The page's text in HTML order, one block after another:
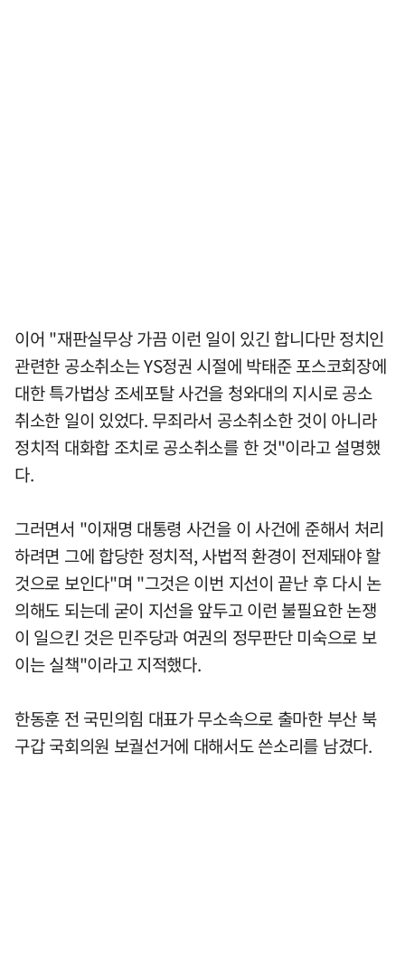
이어 "재판실무상 가끔 이런 일이 있긴 합니다만 정치인
관련한 공소취소는 YS정권 시절에 박태준 포스코회장에
대한 특가법상 조세포탈 사건을 청와대의 지시로 공소
취소한 일이 있었다. 무죄라서 공소취소한 것이 아니라
정치적 대화합 조치로 공소취소를 한 것"이라고 설명했
다.
그러면서 "이재명 대통령 사건을 이 사건에 준해서 처리
하려면 그에 합당한 정치적, 사법적 환경이 전제돼야 할
것으로 보인다"며 "그것은 이번 지선이 끝난 후 다시 논
의해도 되는데 굳이 지선을 앞두고 이런 불필요한 논쟁
이 일으킨 것은 민주당과 여권의 정무판단 미숙으로 보
이는 실책"이라고 지적했다.
한동훈 전 국민의힘 대표가 무소속으로 출마한 부산 북
구갑 국회의원 보궐선거에 대해서도 쓴소리를 남겼다.